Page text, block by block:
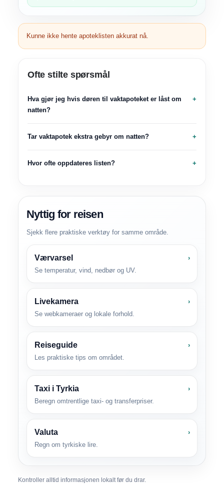
Kunne ikke hente apoteklisten akkurat nå.
Ofte stilte spørsmål
Hva gjør jeg hvis døren til vaktapoteket er låst om
natten?
Tar vaktapotek ekstra gebyr om natten?
Hvor ofte oppdateres listen?
Nyttig for reisen
Sjekk flere praktiske verktøy for samme område.
Værvarsel
Se temperatur, vind, nedbør og UV.
›
Livekamera
Se webkameraer og lokale forhold.
›
Reiseguide
Les praktiske tips om området.
›
Taxi i Tyrkia
Beregn omtrentlige taxi- og transferpriser.
›
Valuta
Regn om tyrkiske lire.
›
Kontroller alltid informasjonen lokalt før du drar.